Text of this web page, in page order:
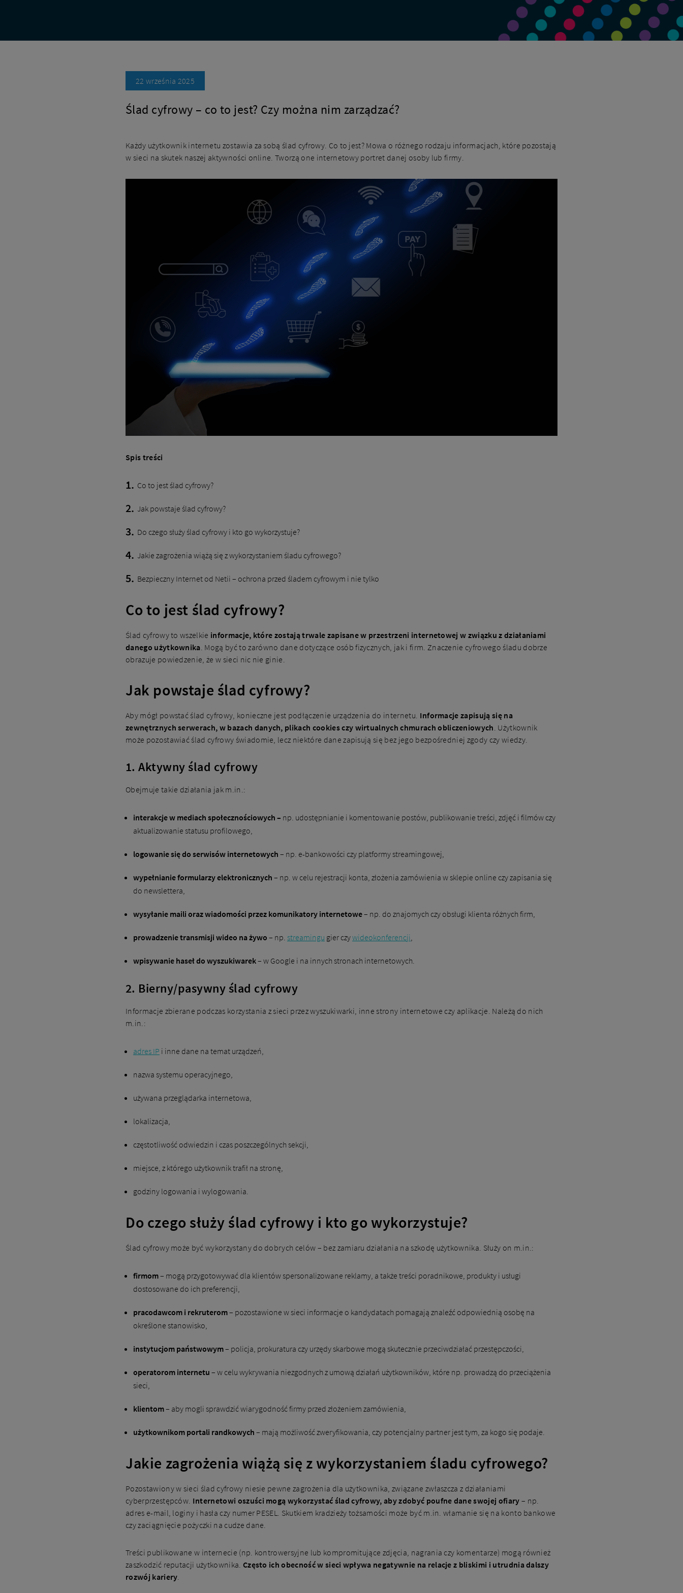
22 września 2025
Ślad cyfrowy – co to jest? Czy można nim zarządzać?
Każdy użytkownik internetu zostawia za sobą ślad cyfrowy. Co to jest? Mowa o różnego rodzaju informacjach, które pozostają
w sieci na skutek naszej aktywności online. Tworzą one internetowy portret danej osoby lub firmy.
Spis treści
Co to jest ślad cyfrowy?
Jak powstaje ślad cyfrowy?
Do czego służy ślad cyfrowy i kto go wykorzystuje?
Jakie zagrożenia wiążą się z wykorzystaniem śladu cyfrowego?
Bezpieczny Internet od Netii – ochrona przed śladem cyfrowym i nie tylko
Co to jest ślad cyfrowy?
Ślad cyfrowy to wszelkie informacje, które zostają trwale zapisane w przestrzeni internetowej w związku z działaniami
danego użytkownika . Mogą być to zarówno dane dotyczące osób fizycznych, jak i firm. Znaczenie cyfrowego śladu dobrze
obrazuje powiedzenie, że w sieci nic nie ginie.
Jak powstaje ślad cyfrowy?
Aby mógł powstać ślad cyfrowy, konieczne jest podłączenie urządzenia do internetu. Informacje zapisują się na
zewnętrznych serwerach, w bazach danych, plikach cookies czy wirtualnych chmurach obliczeniowych . Użytkownik
może pozostawiać ślad cyfrowy świadomie, lecz niektóre dane zapisują się bez jego bezpośredniej zgody czy wiedzy.
1. Aktywny ślad cyfrowy
Obejmuje takie działania jak m.in.:
interakcje w mediach społecznościowych – np. udostępnianie i komentowanie postów, publikowanie treści, zdjęć i filmów czy
aktualizowanie statusu profilowego,
logowanie się do serwisów internetowych – np. e-bankowości czy platformy streamingowej,
wypełnianie formularzy elektronicznych – np. w celu rejestracji konta, złożenia zamówienia w sklepie online czy zapisania się
do newslettera,
wysyłanie maili oraz wiadomości przez komunikatory internetowe– np. do znajomych czy obsługi klienta różnych firm,
prowadzenie transmisji wideo na żywo – np. streamingu gier czywideokonferencji
wpisywanie haseł do wyszukiwarek– w Google i na innych stronach internetowych.
2. Bierny/pasywny ślad cyfrowy
Informacje zbierane podczas korzystania z sieci przez wyszukiwarki, inne strony internetowe czy aplikacje. Należą do nich
m.in.:
adres IP i inne dane na temat urządzeń,
nazwa systemu operacyjnego,
używana przeglądarka internetowa,
lokalizacja,
częstotliwość odwiedzin i czas poszczególnych sekcji,
miejsce, z którego użytkownik trafił na stronę,
godziny logowania i wylogowania.
Do czego służy ślad cyfrowy i kto go wykorzystuje?
Ślad cyfrowy może być wykorzystany do dobrych celów – bez zamiaru działania na szkodę użytkownika. Służy on m.in.:
firmom– mogą przygotowywać dla klientów spersonalizowane reklamy, a także treści poradnikowe, produkty i usługi
dostosowane do ich preferencji,
pracodawcom i rekruterom– pozostawione w sieci informacje o kandydatach pomagają znaleźć odpowiednią osobę na
określone stanowisko,
instytucjom państwowym– policja, prokuratura czy urzędy skarbowe mogą skutecznie przeciwdziałać przestępczości,
operatorom internetu – w celu wykrywania niezgodnych z umową działań użytkowników, które np. prowadzą do przeciążenia
sieci,
klientom– aby mogli sprawdzić wiarygodność firmy przed złożeniem zamówienia,
użytkownikom portali randkowych – mają możliwość zweryfikowania, czy potencjalny partner jest tym, za kogo się podaje.
Jakie zagrożenia wiążą się z wykorzystaniem śladu cyfrowego?
Pozostawiony w sieci ślad cyfrowy niesie pewne zagrożenia dla użytkownika, związane zwłaszcza z działaniami
cyberprzestępców. Internetowi oszuści mogą wykorzystać ślad cyfrowy, aby zdobyć poufne dane swojej ofiary – np.
adres e-mail, loginy i hasła czy numer PESEL. Skutkiem kradzieży tożsamości może być m.in. włamanie się na konto bankowe
czy zaciągnięcie pożyczki na cudze dane.
Treści publikowane w internecie (np. kontrowersyjne lub kompromitujące zdjęcia, nagrania czy komentarze) mogą również
zaszkodzić reputacji użytkownika. Często ich obecność w sieci wpływa negatywnie na relacje z bliskimi i utrudnia dalszy
rozwój kariery